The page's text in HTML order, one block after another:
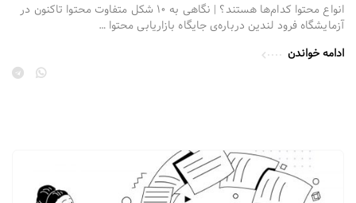
انواع محتوا کدام‌ها هستند؟ | نگاهی به ۱۰ شکل متفاوت محتوا تاکنون در
آزمایشگاه فرود لندین درباره‌ی جایگاه بازاریابی محتوا …
ادامه خواندن